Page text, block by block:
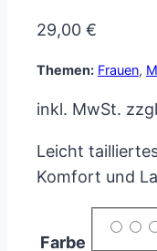
29,00 €
Themen: Frauen,
inkl. MwSt.
Leicht
Komfort und
Farbe